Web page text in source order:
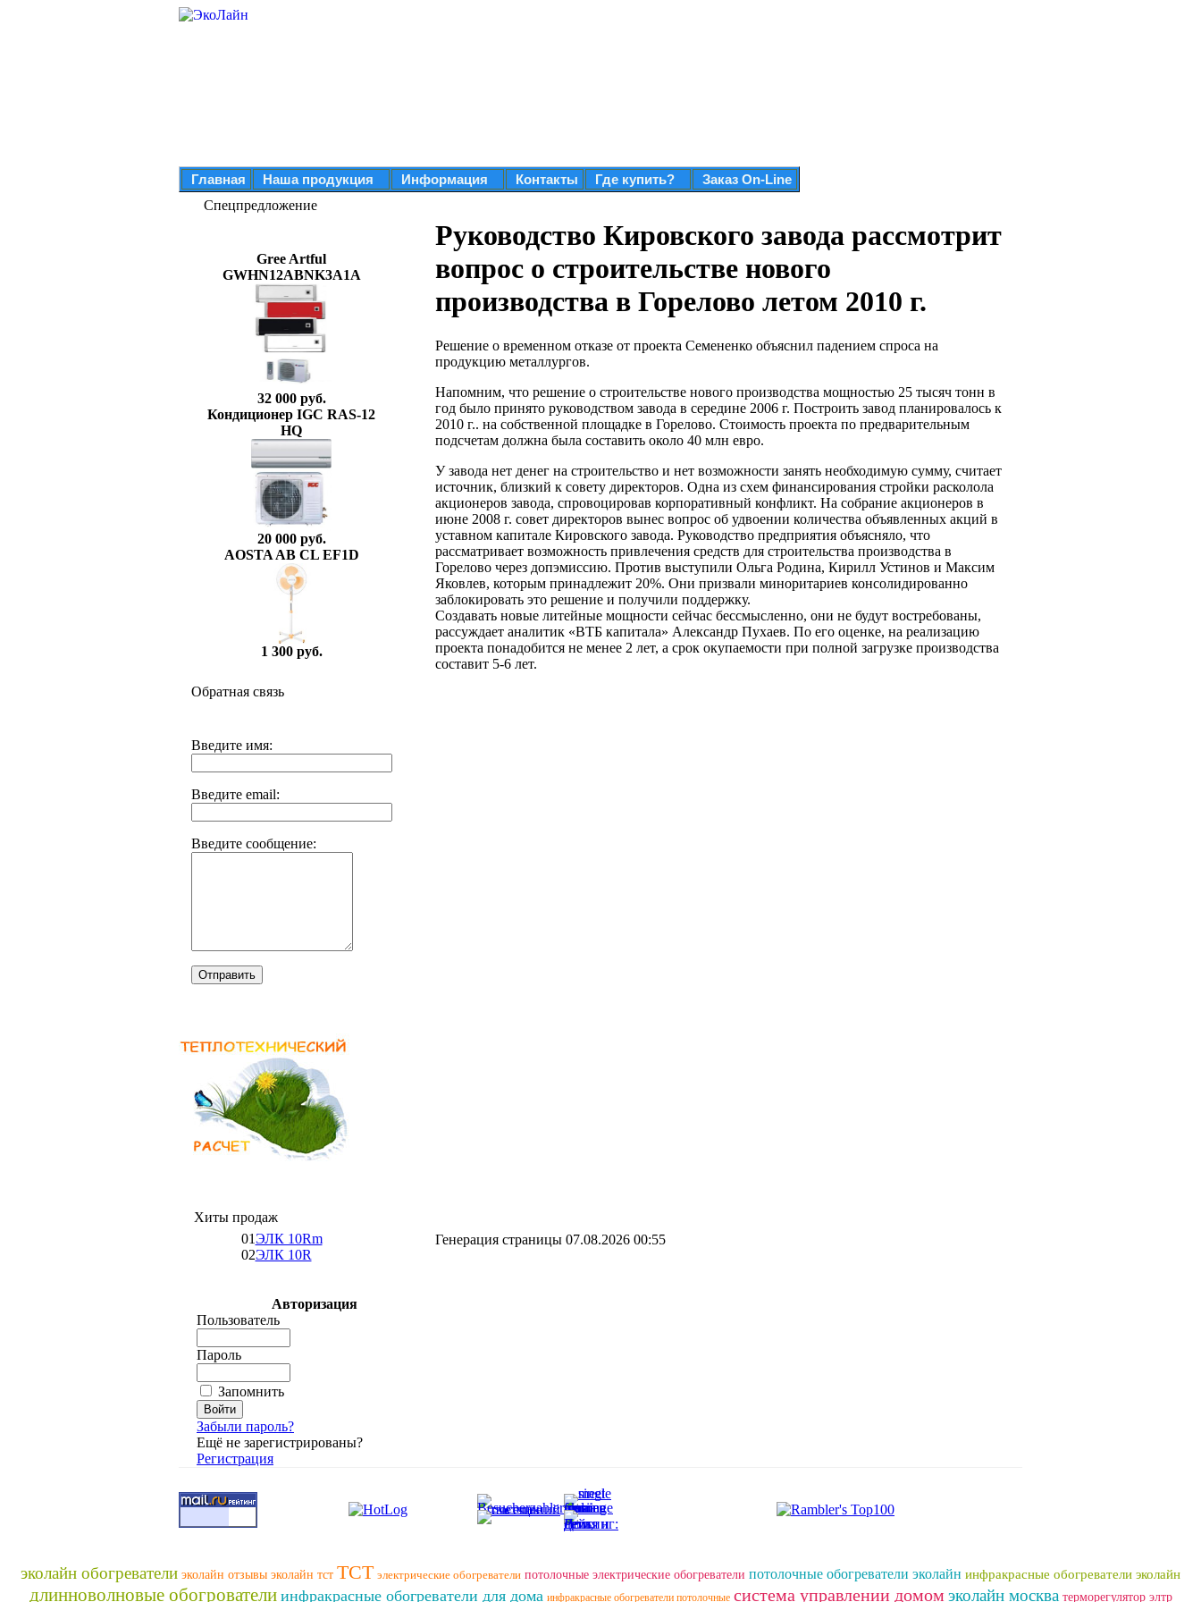
Главная Наша продукция Информация Контакты Где купить?
Заказ On-Line
Спецпредложение
Gree Artful
GWHN12ABNK3A1A
32 000 руб.
Кондиционер IGC RAS-12
HQ
20 000 руб.
AOSTA AB CL EF1D
1 300 руб.
Обратная связь
Введите имя:
Введите email:
Введите сообщение:
Отправить
Хиты продаж
01ЭЛК 10Rm
02ЭЛК 10R
Авторизация
Пользователь
Пароль
Запомнить
Забыли пароль?
Ещё не зарегистрированы?
Регистрация
Руководство Кировского завода рассмотрит
вопрос о строительстве нового
производства в Горелово летом 2010 г.
Решение о временном отказе от проекта Семененко объяснил падением спроса на
продукцию металлургов.
Напомним, что решение о строительстве нового производства мощностью 25 тысяч тонн в
год было принято руководством завода в середине 2006 г. Построить завод планировалось к
2010 г.. на собственной площадке в Горелово. Стоимость проекта по предварительным
подсчетам должна была составить около 40 млн евро.
У завода нет денег на строительство и нет возможности занять необходимую сумму, считает
источник, близкий к совету директоров. Одна из схем финансирования стройки расколола
акционеров завода, спровоцировав корпоративный конфликт. На собрание акционеров в
июне 2008 г. совет директоров вынес вопрос об удвоении количества объявленных акций в
уставном капитале Кировского завода. Руководство предприятия объясняло, что
рассматривает возможность привлечения средств для строительства производства в
Горелово через допэмиссию. Против выступили Ольга Родина, Кирилл Устинов и Максим
Яковлев, которым принадлежит 20%. Они призвали миноритариев консолидированно
заблокировать это решение и получили поддержку.
Создавать новые литейные мощности сейчас бессмысленно, они не будут востребованы,
рассуждает аналитик «ВТБ капитала» Александр Пухаев. По его оценке, на реализацию
проекта понадобится не менее 2 лет, а срок окупаемости при полной загрузке производства
составит 5-6 лет.
Генерация страницы 07.08.2026 00:55
эколайн обогреватели эколайн отзывы эколайн тст ТСТ электрические обогреватели потолочные электрические обогреватели потолочные обогреватели эколайн инфракрасные обогреватели эколайн
длинноволновые обогрователи инфракрасные обогреватели для дома инфракрасные обогреватели потолочные система управлении домом эколайн москва терморегулятор элтр